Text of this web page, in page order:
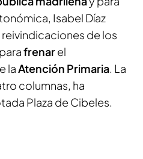
Isabel Díaz
de los
frenarel
laAtención Primaria. La
columnas, ha
Plaza de Cibeles.